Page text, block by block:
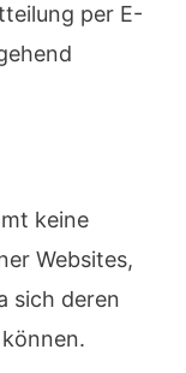
per E-
keine
Websites,
sich deren